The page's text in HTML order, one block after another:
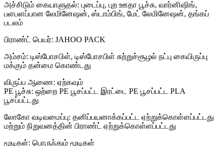
அச்சிடும் கையாளுதல்: புடைப்பு, புற ஊதா பூச்சு, வார்னிஷிங்,
பளபளப்பான லேமினேஷன், ஸ்டாம்பிங், மேட் லேமினேஷன், தங்கப்
படலம்
பிராண்ட் பெயர்: JAHOO PACK
அம்சம்: டிஸ்போசபிள், டிஸ்போசபிள் சுற்றுச்சூழல் நட்பு கையிருப்பு
மக்கும் தன்மை கொண்டது
விருப்ப ஆணை: ஏற்கவும்
PE பூச்சு: ஒற்றை PE பூசப்பட்ட இரட்டை PE பூசப்பட்ட PLA
பூசப்பட்டது
லோகோ வடிவமைப்பு: தனிப்பயனாக்கப்பட்ட ஏற்றுக்கொள்ளப்பட்டது
மற்றும் நிறுவனத்தின் பிராண்ட் ஏற்றுக்கொள்ளப்பட்டது
மூடிகள்: பொருந்தும் மூடிகள்